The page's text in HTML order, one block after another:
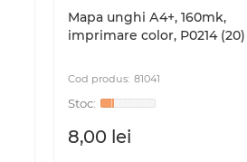
Mapa unghi А4+, 160mk,
imprimare color, Р0214 (20)
81041
8,00 lei